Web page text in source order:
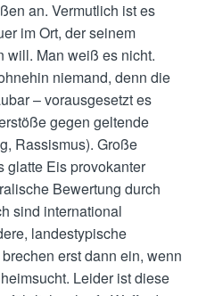
an. Vermutlich ist es
im Ort, der seinem
will. Man weiß es nicht.
niemand, denn die
– vorausgesetzt es
gegen geltende
Rassismus). Große
glatte Eis provokanter
Bewertung durch
sind international
landestypische
erst dann ein, wenn
Leider ist diese